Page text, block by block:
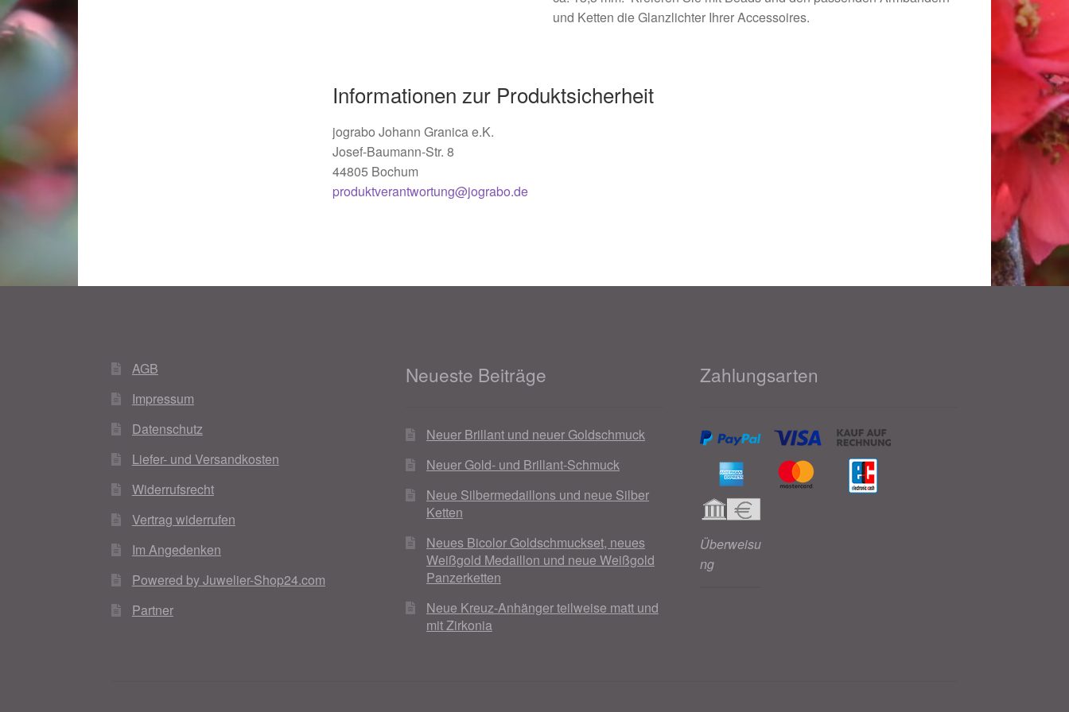
und Ketten die Glanzlichter Ihrer Accessoires.
Informationen zur Produktsicherheit
jograbo Johann Granica e.K.
Josef-Baumann-Str. 8
44805 Bochum
produktverantwortung@jograbo.de
AGB
Impressum
Datenschutz
Liefer- und Versandkosten
Widerrufsrecht
Vertrag widerrufen
Im Angedenken
Powered by Juwelier-Shop24.com
Partner
Neueste Beiträge
Neuer Brillant und neuer Goldschmuck
Neuer Gold- und Brillant-Schmuck
Neue Silbermedaillons und neue Silber
Ketten
Neues Bicolor Goldschmuckset, neues
Weißgold Medaillon und neue Weißgold
Panzerketten
Neue Kreuz-Anhänger teilweise matt und
mit Zirkonia
Zahlungsarten
Überweisu
ng